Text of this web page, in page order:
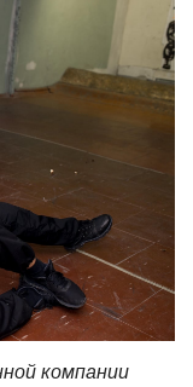
компании